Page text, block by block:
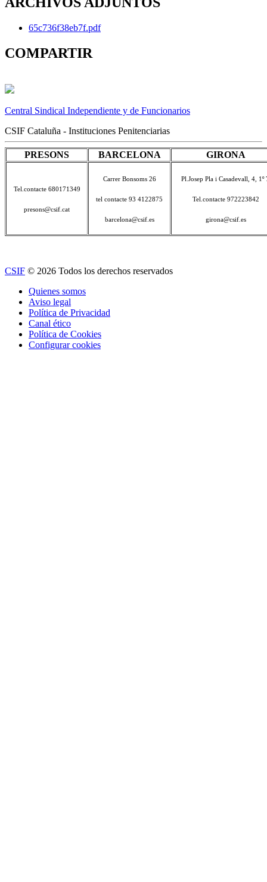
65c736f38eb7f.pdf
COMPARTIR
Central Sindical Independiente y de Funcionarios
CSIF Cataluña - Instituciones Penitenciarias
PRESONS BARCELONA GIRONA
Tel.contacte 680171349
presons@csif.cat
Carrer Bonsoms 26
tel contacte 93 4122875
barcelona@csif.es
Pl.Josep Pla i Casadevall, 4, 1º
Tel.contacte 972223842
girona@csif.es
CSIF © 2026 Todos los derechos reservados
Quienes somos
Aviso legal
Política de Privacidad
Canal ético
Política de Cookies
Configurar cookies